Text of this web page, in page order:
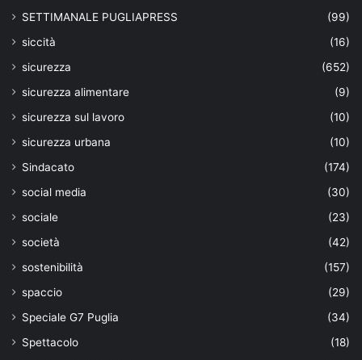
SETTIMANALE PUGLIAPRESS
(99)
siccità
(16)
sicurezza
(652)
sicurezza alimentare
(9)
sicurezza sul lavoro
(10)
sicurezza urbana
(10)
Sindacato
(174)
social media
(30)
sociale
(23)
società
(42)
sostenibilità
(157)
spaccio
(29)
Speciale G7 Puglia
(34)
Spettacolo
(18)